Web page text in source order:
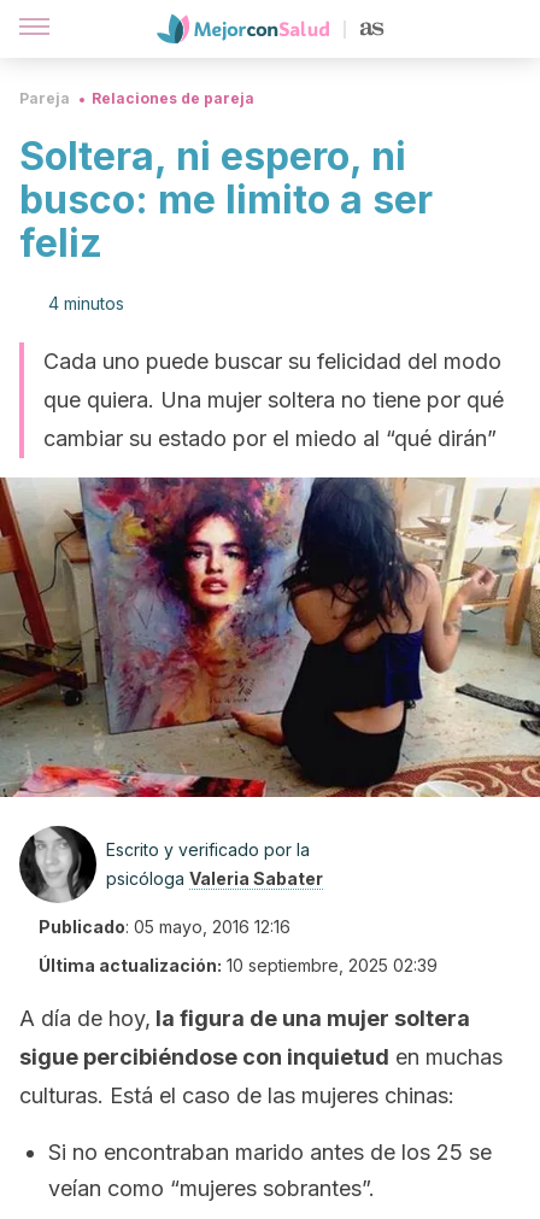
Pareja Relaciones de pareja
Soltera, ni espero, ni
busco: me limito a ser
feliz
4 minutos
Cada uno puede buscar su felicidad del modo
que quiera. Una mujer soltera no tiene por qué
cambiar su estado por el miedo al “qué dirán”
Escrito y verificado por la
psicóloga Valeria Sabater
Publicado: 05 mayo, 2016 12:16
Última actualización: 10 septiembre, 2025 02:39
A día de hoy, la figura de una mujer soltera
sigue percibiéndose con inquietud en muchas
culturas. Está el caso de las mujeres chinas:
Si no encontraban marido antes de los 25 se
veían como “mujeres sobrantes”.